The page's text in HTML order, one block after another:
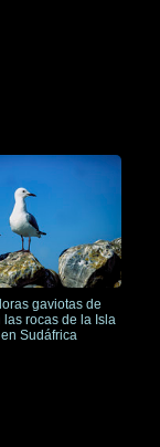
gaviotas de
las rocas de la Isla
Sudáfrica